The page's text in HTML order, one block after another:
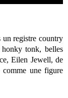
un registre country
tonk, belles
Eilen Jewell, de
une figure